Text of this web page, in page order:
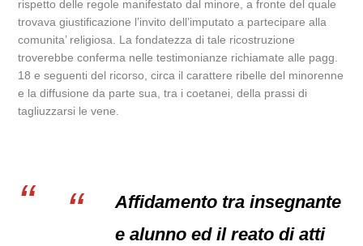
rispetto delle regole manifestato dal minore, a fronte del quale
trovava giustificazione l’invito dell’imputato a partecipare alla
comunita’ religiosa. La fondatezza di tale ricostruzione
troverebbe conferma nelle testimonianze richiamate alle pagg.
18 e seguenti del ricorso, circa il carattere ribelle del minorenne
e la diffusione da parte sua, tra i coetanei, della prassi di
tagliuzzarsi le vene.
Affidamento tra insegnante
e alunno ed il reato di atti